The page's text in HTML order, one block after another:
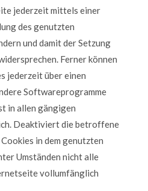
jederzeit mittels einer
des genutzten
und damit der Setzung
Ferner können
jederzeit über einen
Softwareprogramme
in allen gängigen
Deaktiviert die betroffene
in dem genutzten
Umständen nicht alle
vollumfänglich